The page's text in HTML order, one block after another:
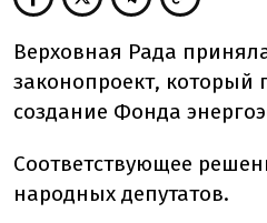
Верховная Рада
законопроект, который
создание Фонда
Соответствующее
народных депутатов.